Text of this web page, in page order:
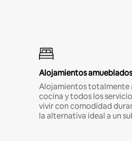
Alojamientos amueblados
Alojamientos totalmente
cocina y todos los
vivir con comodidad
la alternativa ideal a un